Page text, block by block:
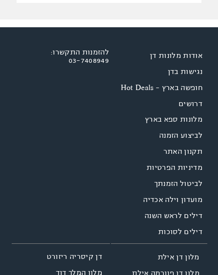
אודות מלונות דן
נגישות בדן
חופשה בארץ - Hot Deals
דרושים
מלונות ספא בארץ
לביצוע הזמנה
תקנון האתר
מדיניות הפרטיות
לביטול הזמנתך
מועדון וילה אכדיה
דילים לראש השנה
דילים לסוכות
מלון דן אילת
מלון דן פנורמה אילת
דן קיסריה ריזורט
מלון המלך דוד
להזמנות התקשרו:
03-7408949